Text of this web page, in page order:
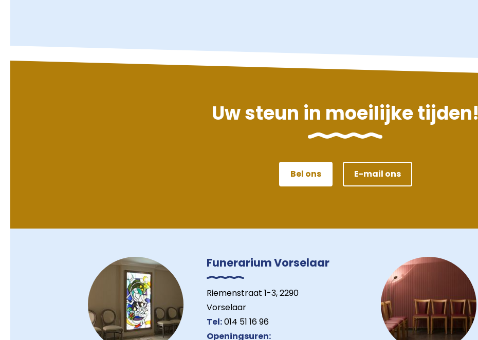
Uw steun in moeilijke tijden!
Bel ons E-mail ons
Funerarium Vorselaar
Riemenstraat 1-3, 2290
Vorselaar
Tel:014 51 16 96
Openingsuren: